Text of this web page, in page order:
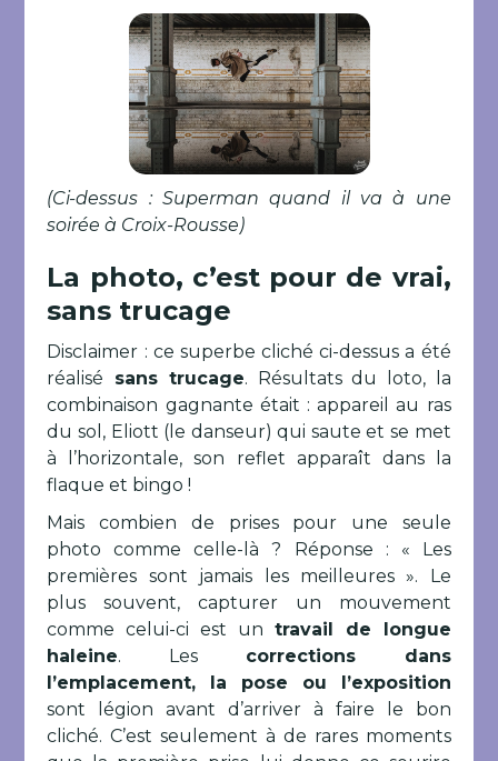
(Ci-dessus : Superman quand il va à une
soirée à Croix-Rousse)
La photo, c’est pour de vrai,
sans trucage
Disclaimer : ce superbe cliché ci-dessus a été
réalisé sans trucage. Résultats du loto, la
combinaison gagnante était : appareil au ras
du sol, Eliott (le danseur) qui saute et se met
à l’horizontale, son reflet apparaît dans la
flaque et bingo !
Mais combien de prises pour une seule
photo comme celle-là ? Réponse : « Les
premières sont jamais les meilleures ». Le
plus souvent, capturer un mouvement
comme celui-ci est un travail de longue
haleine. Les corrections dans
l’emplacement, la pose ou l’exposition
sont légion avant d’arriver à faire le bon
cliché. C’est seulement à de rares moments